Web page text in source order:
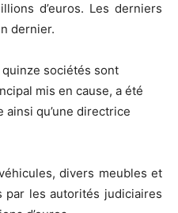
d’euros. Les derniers
dernier.
sociétés sont
mis en cause, a été
qu’une directrice
divers meubles et
les autorités judiciaires